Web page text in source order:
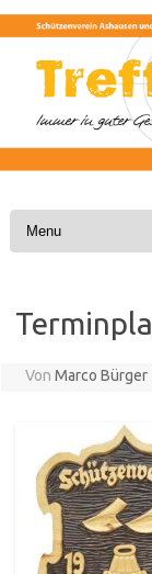
Von Marco Bürger